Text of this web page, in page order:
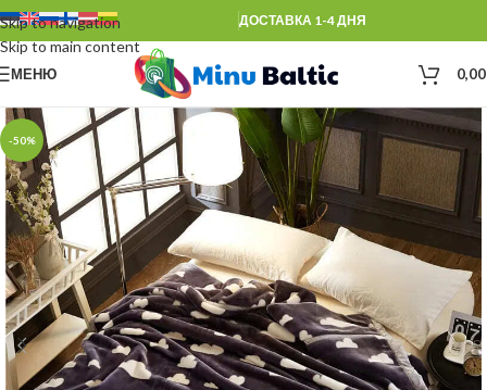
Skip to navigation
Skip to main content
ДОСТАВКА 1-4 ДНЯ
МЕНЮ
-50%